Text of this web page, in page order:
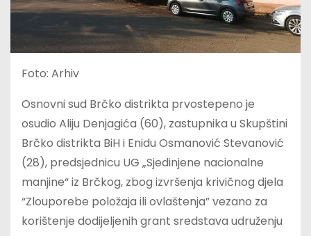
Foto: Arhiv
Osnovni sud Brčko distrikta prvostepeno je
osudio Aliju Denjagića (60), zastupnika u Skupštini
Brčko distrikta BiH i Enidu Osmanović Stevanović
(28), predsjednicu UG „Sjedinjene nacionalne
manjine“ iz Brčkog, zbog izvršenja krivičnog djela
“Zlouporebe položaja ili ovlaštenja” vezano za
korištenje dodijeljenih grant sredstava udruženju